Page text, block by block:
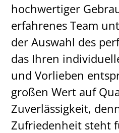
hochwertiger
erfahrenes Team
der Auswahl des
das Ihren
und Vorlieben
großen Wert auf
Zuverlässigkeit,
Zufriedenheit steht